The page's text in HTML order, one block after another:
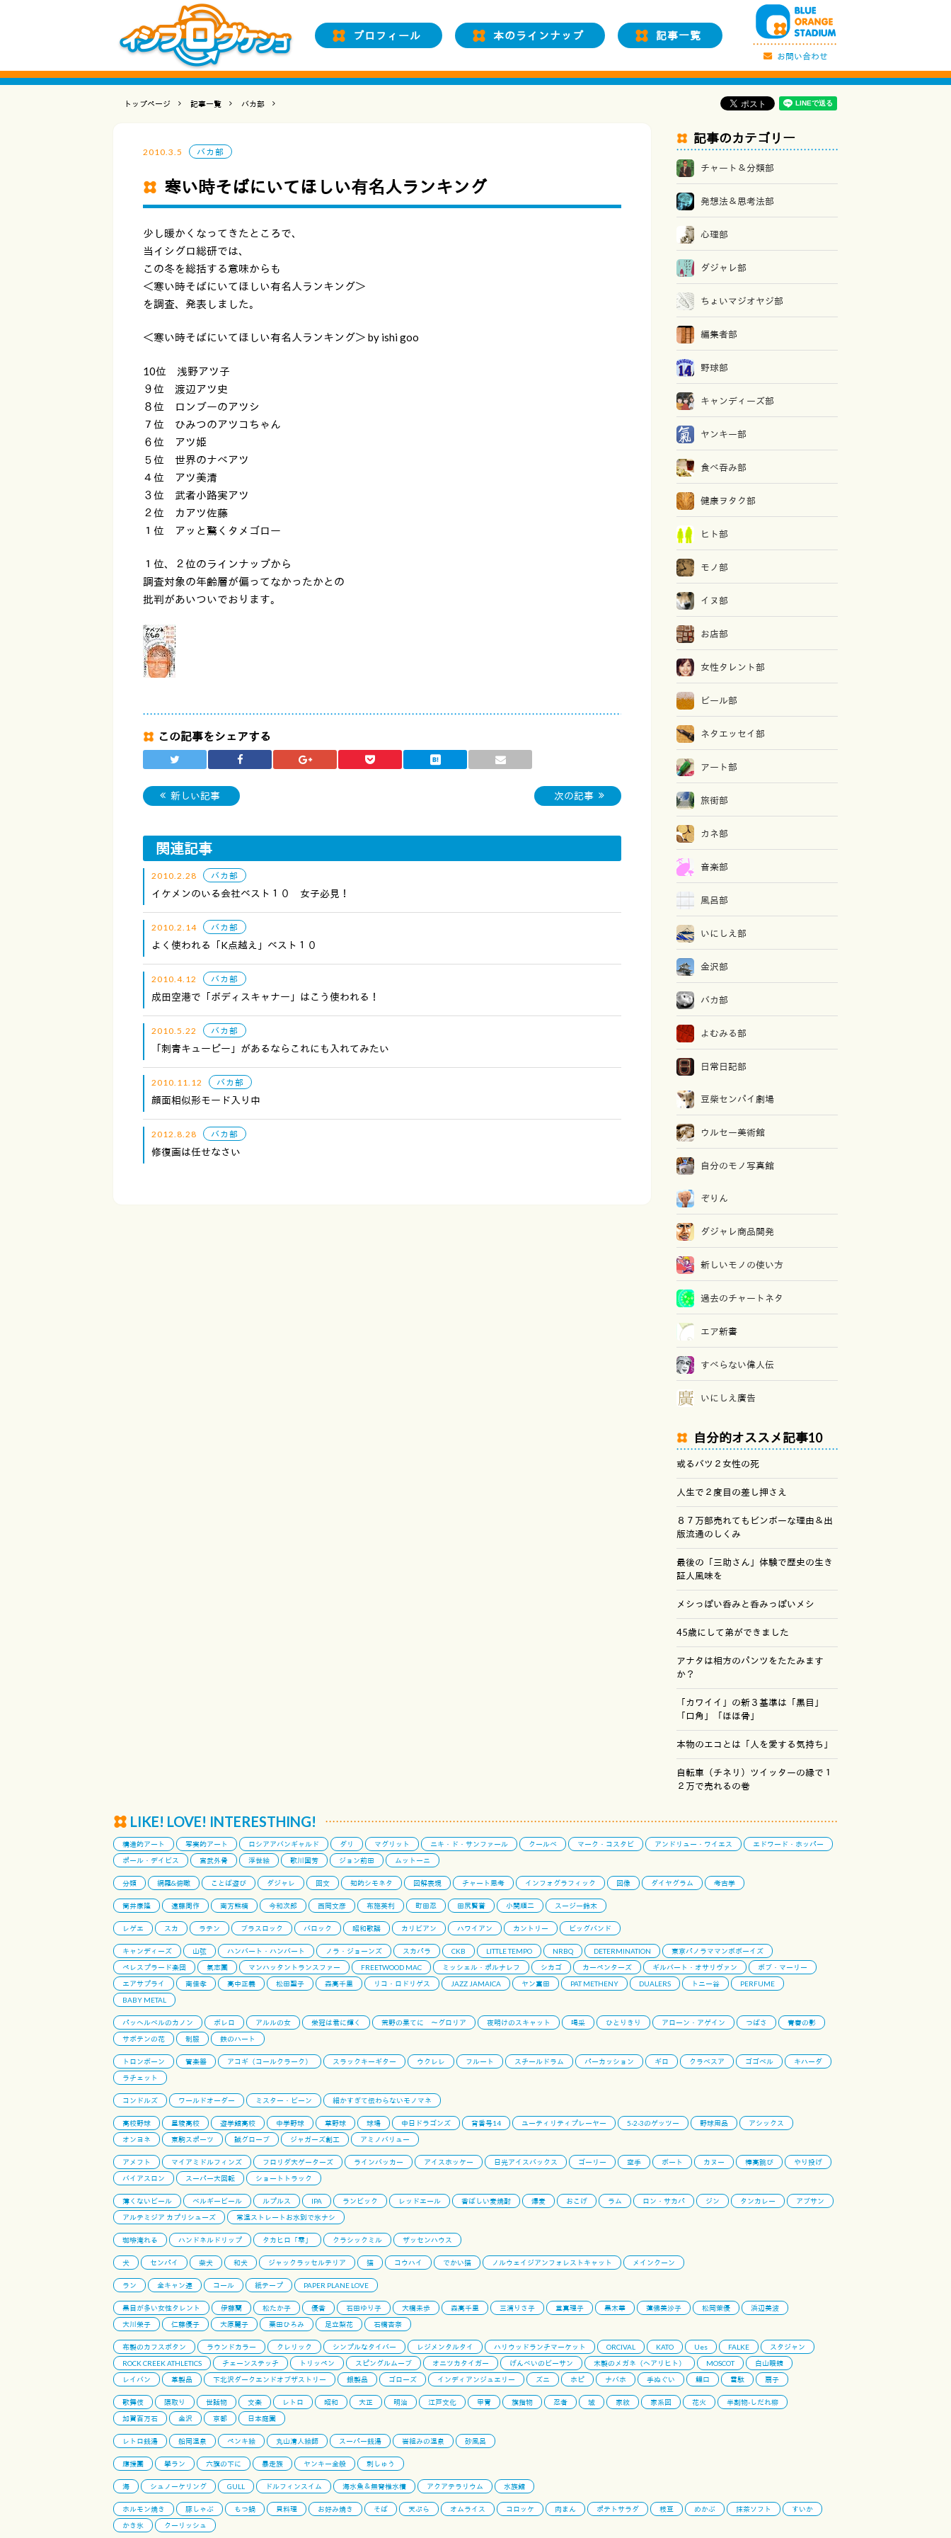
プロフィール 本のラインナップ 記事一覧
お問い合わせ
トップページ 記事一覧 バカ部
2010.3.5 バカ部
寒い時そばにいてほしい有名人ランキング
少し暖かくなってきたところで、
当イシグロ総研では、
この冬を総括する意味からも
＜寒い時そばにいてほしい有名人ランキング＞
を調査、発表しました。
＜寒い時そばにいてほしい有名人ランキング＞ by ishi goo
10位 浅野アツ子
９位 渡辺アツ史
８位 ロンブーのアツシ
７位 ひみつのアツコちゃん
６位 アツ姫
５位 世界のナベアツ
４位 アツ美清
３位 武者小路実アツ
２位 カアツ佐藤
１位 アッと驚くタメゴロー
１位、２位のラインナップから
調査対象の年齢層が偏ってなかったかとの
批判があいついでおります。
この記事をシェアする
新しい記事 次の記事
関連記事
2010.2.28 バカ部
イケメンのいる会社ベスト１０ 女子必見！
2010.2.14 バカ部
よく使われる「K点越え」ベスト１０
2010.4.12 バカ部
成田空港で「ボディスキャナー」はこう使われる！
2010.5.22 バカ部
「刺青キューピー」があるならこれにも入れてみたい
2010.11.12 バカ部
顔面相似形モード入り中
2012.8.28 バカ部
修復画は任せなさい
記事のカテゴリー
チャート＆分類部
発想法＆思考法部
心理部
ダジャレ部
ちょいマジオヤジ部
編集者部
野球部
キャンディーズ部
ヤンキー部
食べ吞み部
健康ヲタク部
ヒト部
モノ部
イヌ部
お店部
女性タレント部
ビール部
ネタエッセイ部
アート部
旅街部
カネ部
音楽部
風呂部
いにしえ部
金沢部
バカ部
よむみる部
日常日記部
豆柴センパイ劇場
ウルセー美術館
自分のモノ写真館
ぞりん
ダジャレ商品開発
新しいモノの使い方
過去のチャートネタ
エア新書
すべらない偉人伝
いにしえ廣告
自分的オススメ記事10
或るバツ２女性の死
人生で２度目の差し押さえ
８７万部売れてもビンボーな理由＆出
版流通のしくみ
最後の「三助さん」体験で歴史の生き
証人風味を
メシっぽい呑みと呑みっぽいメシ
45歳にして弟ができました
アナタは相方のパンツをたたみます
か？
「カワイイ」の新３基準は「黒目」
「口角」「ほほ骨」
本物のエコとは「人を愛する気持ち」
自転車（チネリ）ツイッターの縁で１
２万で売れるの巻
LIKE! LOVE! INTERESTHING!
構造的アート 写実的アート ロシアアバンギャルド ダリ マグリット ニキ・ド・サンファール クールベ マーク・コスタビ アンドリュー・ワイエス
エドワード・ホッパー
ポール・デイビス
宮武外骨 浮世絵 歌川国芳 ジョン前田 ムットーニ
分類 網羅&俯瞰 ことば遊び ダジャレ 回文 知的シモネタ 図解表現 チャート思考 インフォグラフィック 図像 ダイヤグラム 考古学
筒井康隆 遠藤周作 南方熊楠 今和次郎 西岡文彦 布施英利 町田忍 田尻賢誉 小関順二 スージー鈴木
レゲエ スカ ラテン ブラスロック バロック 昭和歌謡 カリビアン ハワイアン カントリー ビッグバンド
キャンディーズ 山弦 ハンバート・ハンバート ノラ・ジョーンズ スカパラ CKB LITTLE TEMPO NRBQ DETERMINATION
東京パノラママンボボーイズ
ペレスプラード楽団
氣志團 マンハッタントランスファー FREETWOOD MAC ミッシェル・ポルナレフ シカゴ カーペンターズ ギルバート・オサリヴァン
ボブ・マーリー
エアサプライ
南佳孝 高中正義 松田聖子 森高千里 リコ・ロドリゲス JAZZ JAMAICA ヤン富田 PAT METHENY DUALERS トニー谷
PERFUME
BABY METAL
パッヘルベルのカノン ボレロ アルルの女 栄冠は君に輝く 荒野の果てに 〜グロリア 夜明けのスキャット 喝采 ひとりきり アローン・アゲイン つばさ
青春の影
サボテンの花
制服 鉄のハート
トロンボーン 管楽器 アコギ（コールクラーク） スラックキーギター ウクレレ フルート スチールドラム パーカッション ギロ クラベスア ゴゴベル
キハーダ
ラチェット
コンドルズ ワールドオーダー ミスター・ビーン 細かすぎて伝わらないモノマネ
高校野球 星稜高校 遊学館高校 中学野球 草野球 球場 中日ドラゴンズ 背番号14 ユーティリティプレーヤー 5-2-3のゲッツー 野球用品
アシックス
オンヨネ
東駒スポーツ 誠グローブ ジャガーズ創工 アミノバリュー
アメフト マイアミドルフィンズ フロリダ大ゲーターズ ラインバッカー アイスホッケー 日光アイスバックス ゴーリー 空手 ボート カヌー 棒高跳び
やり投げ
バイアスロン
スーパー大回転 ショートトラック
薄くないビール ベルギービール ルプルス IPA ランビック レッドエール 香ばしい麦焼酎 爆麦 おこげ ラム ロン・サカパ ジン タンカレー
アブサン
アルテミジア カプリシューズ
常温ストレートお水別で氷ナシ
珈琲淹れる ハンドネルドリップ タカヒロ「雫」 クラシックミル ザッセンハウス
犬 センパイ 柴犬 和犬 ジャックラッセルテリア 猫 コウハイ でかい猫 ノルウェイジアンフォレストキャット メインクーン
ラン 全キャン連 コール 紙テープ PAPER PLANE LOVE
黒目が多い女性タレント 伊藤蘭 松たか子 優香 石田ゆり子 大橋未歩 森高千里 三浦りさ子 堂真理子 黒木華 蓮佛美沙子 松岡茉優
浜辺美波
大川栄子
仁藤優子 大原麗子 栗田ひろみ 足立梨花 石橋杏奈
布製のカフスボタン ラウンドカラー クレリック シンプルなタイバー レジメンタルタイ ハリウッドランチマーケット ORCIVAL KATO Ues FALKE
スタジャン
ROCK CREEK ATHLETICS
チェーンステッチ トリッペン スピングルムーブ オニツカタイガー げんべいのビーサン 木製のメガネ（ヘアリヒト） MOSCOT
白山眼鏡
レイバン
革製品 下北沢ダークエンドオブザストリー 銀製品 ゴローズ インディアンジュエリー ズニ ホピ ナバホ 手ぬぐい 鯉口 雪駄 扇子
歌舞伎 隈取り 世話物 文楽 レトロ 昭和 大正 明治 江戸文化 甲冑 旗指物 忍者 城 家紋 家系図 花火
半割物-しだれ柳
加賀百万石
金沢 京都 日本庭園
レトロ銭湯 船岡温泉 ペンキ絵 丸山清人絵師 スーパー銭湯 岩組みの温泉 砂風呂
應援團 學ラン 六旗の下に 暴走族 ヤンキー全般 刺しゅう
海 シュノーケリング GULL ドルフィンスイム 海水魚＆無脊椎水槽 アクアテラリウム 水族館
ホルモン焼き 豚しゃぶ もつ鍋 貝料理 お好み焼き そば 天ぷら オムライス コロッケ 肉まん ポテトサラダ 枝豆 めかぶ 抹茶ソフト
すいか
かき氷
クーリッシュ